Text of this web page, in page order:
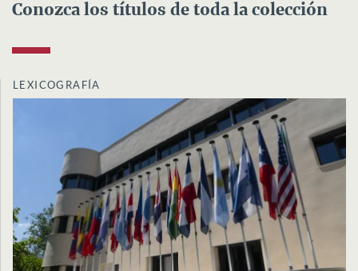
Conozca los títulos de toda la colección
LEXICOGRAFÍA